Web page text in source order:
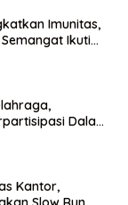
Imunitas,
Ikuti
Dalam
Kantor,